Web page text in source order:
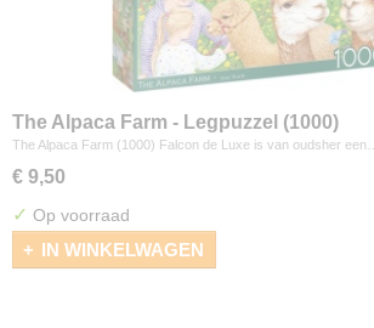
The Alpaca Farm - Legpuzzel (1000)
The Alpaca Farm (1000) Falcon de Luxe is van oudsher een…
€ 9,50
✓ Op voorraad
IN WINKELWAGEN